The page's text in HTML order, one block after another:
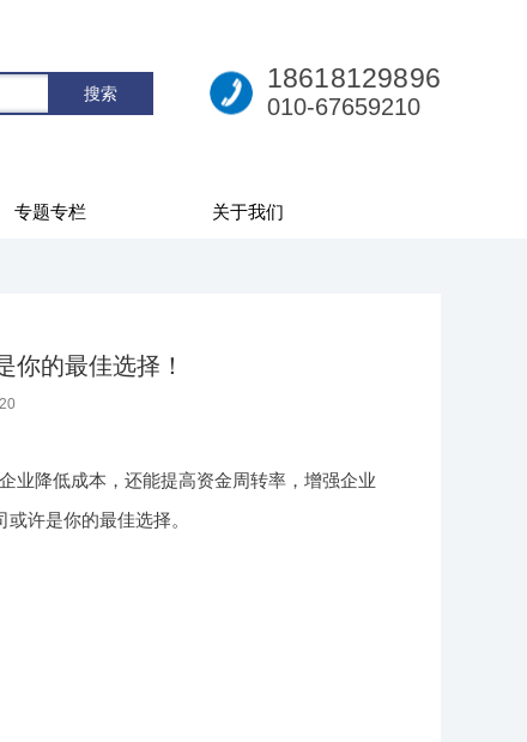
18618129896
010-67659210
专题专栏 关于我们
你的最佳选择！
20
业降低成本，还能提高资金周转率，增强企业
许是你的最佳选择。